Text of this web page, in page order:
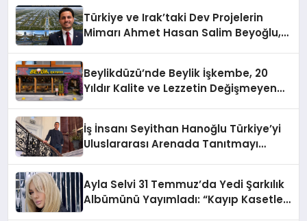
Türkiye ve Irak’taki Dev Projelerin
Mimarı Ahmet Hasan Salim Beyoğlu,
Hayata Geçirecek
Beylikdüzü’nde Beylik İşkembe, 20
Yıldır Kalite ve Lezzetin Değişmeyen
İş İnsanı Seyithan Hanoğlu Türkiye’yi
Uluslararası Arenada Tanıtmayı
Ayla Selvi 31 Temmuz’da Yedi Şarkılık
Albümünü Yayımladı: “Kayıp Kasetler